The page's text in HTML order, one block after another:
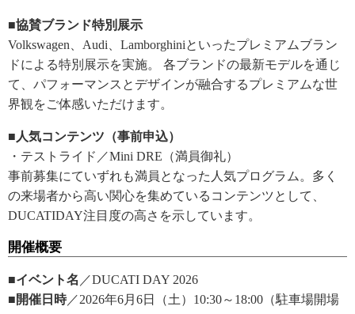
■協賛ブランド特別展示
Volkswagen、Audi、Lamborghiniといったプレミアムブラン
ドによる特別展示を実施。 各ブランドの最新モデルを通じ
て、パフォーマンスとデザインが融合するプレミアムな世
界観をご体感いただけます。
■人気コンテンツ（事前申込）
・テストライド／Mini DRE（満員御礼）
事前募集にていずれも満員となった人気プログラム。多く
の来場者から高い関心を集めているコンテンツとして、
DUCATIDAY注目度の高さを示しています。
開催概要
■イベント名 ／DUCATI DAY 2026
■開催日時／2026年6月6日（土）10:30～18:00（駐車場開場